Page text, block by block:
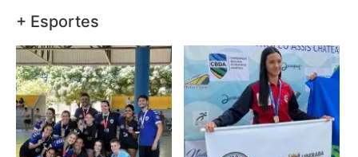
+ Esportes